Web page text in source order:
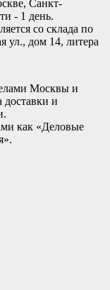
Санкт-
- 1 день.
со склада по
ул., дом 14, литера
Москвы и
доставки и
как «Деловые